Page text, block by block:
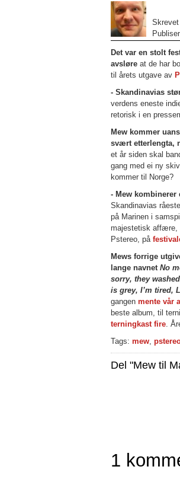
Det var en stolt
avsløre at de har
til årets utgave av
- Skandinavias
verdens eneste
retorisk i en
Mew kommer
svært etterlengta,
et år siden skal
gang med ei ny
kommer til Norge?
- Mew
Skandinavias
på Marinen i
majestetisk affære,
Pstereo, på
Mews forrige
lange navnet No
sorry, they
is grey, I’m tired,
gangen mente vår
beste album, til
terningkast fire.
Tags: mew,
Del "Mew til
1